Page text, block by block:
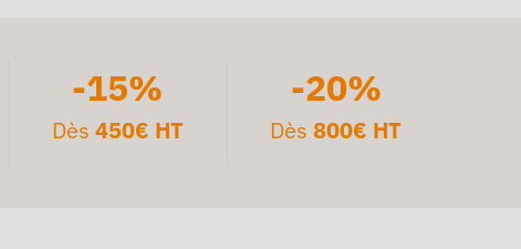
-15%
Dès 450€ HT
-20%
Dès800€ HT